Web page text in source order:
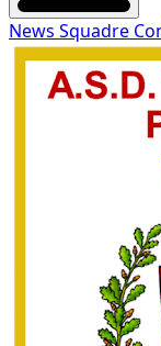
News Squadre